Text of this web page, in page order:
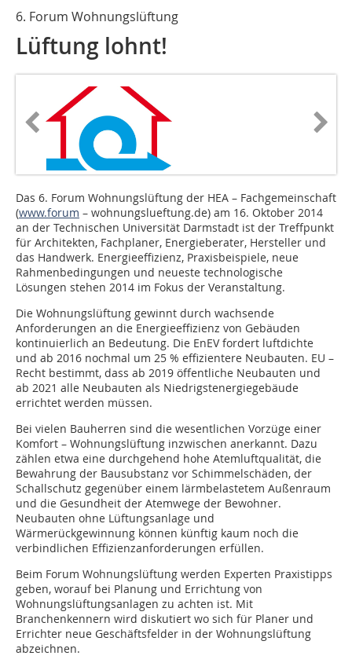
6. Forum Wohnungslüftung
Lüftung lohnt!
Das 6. Forum Wohnungslüftung der HEA – Fachgemeinschaft
(www.forum – wohnungslueftung.de) am 16. Oktober 2014
an der Technischen Universität Darmstadt ist der Treffpunkt
für Architekten, Fachplaner, Energieberater, Hersteller und
das Handwerk. Energieeffizienz, Praxisbeispiele, neue
Rahmenbedingungen und neueste technologische
Lösungen stehen 2014 im Fokus der Veranstaltung.
Die Wohnungslüftung gewinnt durch wachsende
Anforderungen an die Energieeffizienz von Gebäuden
kontinuierlich an Bedeutung. Die EnEV fordert luftdichte
und ab 2016 nochmal um 25 % effizientere Neubauten. EU –
Recht bestimmt, dass ab 2019 öffentliche Neubauten und
ab 2021 alle Neubauten als Niedrigstenergiegebäude
errichtet werden müssen.
Bei vielen Bauherren sind die wesentlichen Vorzüge einer
Komfort – Wohnungslüftung inzwischen anerkannt. Dazu
zählen etwa eine durchgehend hohe Atemluftqualität, die
Bewahrung der Bausubstanz vor Schimmelschäden, der
Schallschutz gegenüber einem lärmbelastetem Außenraum
und die Gesundheit der Atemwege der Bewohner.
Neubauten ohne Lüftungsanlage und
Wärmerückgewinnung können künftig kaum noch die
verbindlichen Effizienzanforderungen erfüllen.
Beim Forum Wohnungslüftung werden Experten Praxistipps
geben, worauf bei Planung und Errichtung von
Wohnungslüftungsanlagen zu achten ist. Mit
Branchenkennern wird diskutiert wo sich für Planer und
Errichter neue Geschäftsfelder in der Wohnungslüftung
abzeichnen.